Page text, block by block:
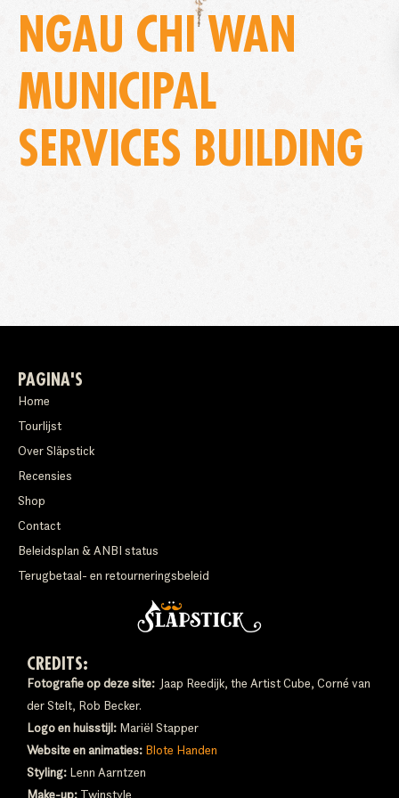
NGAU CHI WAN
MUNICIPAL
SERVICES BUILDING
PAGINA'S
Home
Tourlijst
Over Släpstick
Recensies
Shop
Contact
Beleidsplan & ANBI status
Terugbetaal- en retourneringsbeleid
CREDITS:
Fotografie op deze site: Jaap Reedijk, the Artist Cube, Corné van
der Stelt, Rob Becker.
Logo en huisstijl: Mariël Stapper
Website en animaties: Blote Handen
Styling: Lenn Aarntzen
Make-up: Twinstyle